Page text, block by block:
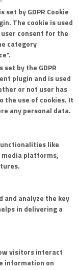
set by GDPR Cookie
The cookie is used
consent for the
category
set by the GDPR
plugin and is used
or not user has
the use of cookies. It
any personal data.
like
platforms,
and analyze the key
in delivering a
visitors interact
information on